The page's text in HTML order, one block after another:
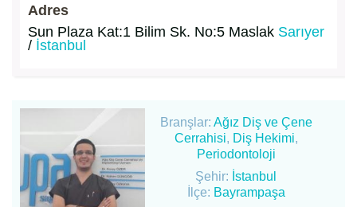
Adres
Sun Plaza Kat:1 Bilim Sk. No:5 Maslak Sarıyer
/ İstanbul
Branşlar: Ağız Diş ve Çene
Cerrahisi, Diş Hekimi,
Periodontoloji
Şehir: İstanbul
İlçe: Bayrampaşa